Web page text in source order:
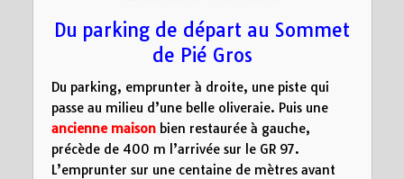
Du parking de départ au Sommet
de Pié Gros
Du parking, emprunter à droite, une piste qui
passe au milieu d’une belle oliveraie. Puis une
ancienne maisonbien restaurée à gauche,
précède de 400 m l’arrivée sur le GR 97.
L’emprunter sur une centaine de mètres avant